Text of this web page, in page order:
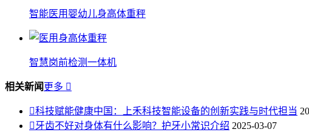
智能医用婴幼儿身高体重秤
智慧岗前检测一体机
相关新闻 更多 
科技赋能健康中国：上禾科技智能设备的创新实践与时代担当
 牙齿不好对身体有什么影响？护牙小常识介绍 2025-03-07